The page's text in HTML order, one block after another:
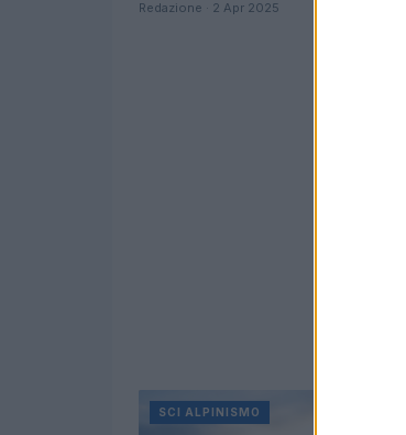
Redazione · 2 Apr 2025
SCI ALPINISMO